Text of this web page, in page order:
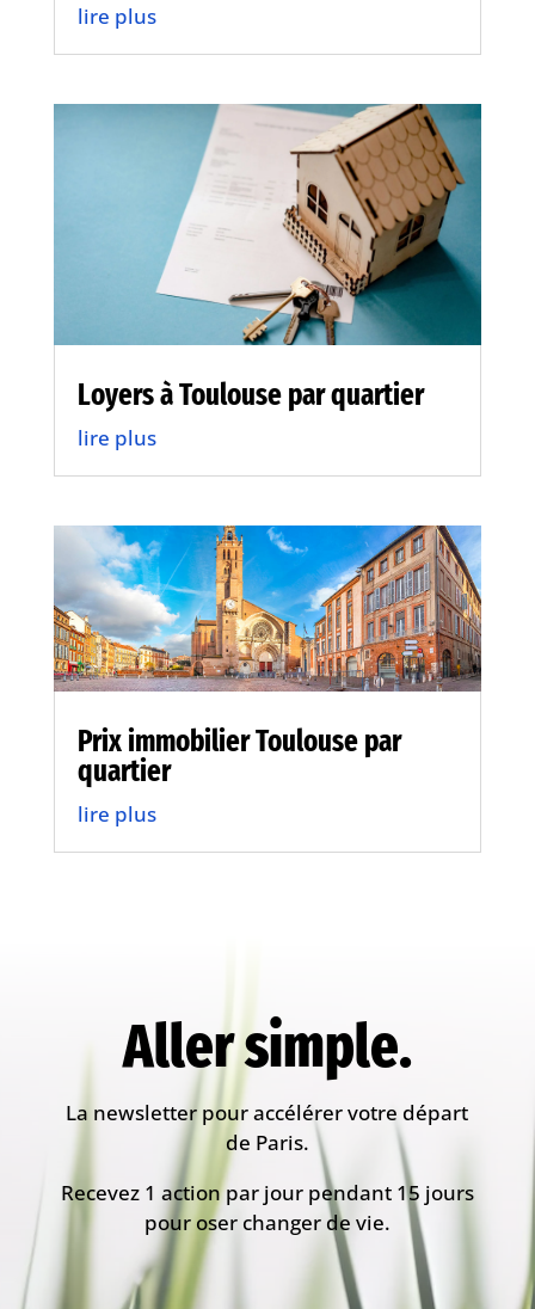
lire plus
Loyers à Toulouse par quartier
lire plus
Prix immobilier Toulouse par
quartier
lire plus
Aller simple.
La newsletter pour accélérer votre départ
de Paris.
Recevez 1 action par jour pendant 15 jours
pour oser changer de vie.